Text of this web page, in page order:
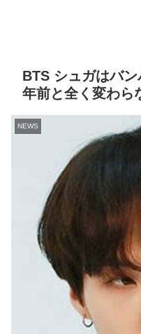
BTS シュガはバ
年前と全く変わ
NEWS